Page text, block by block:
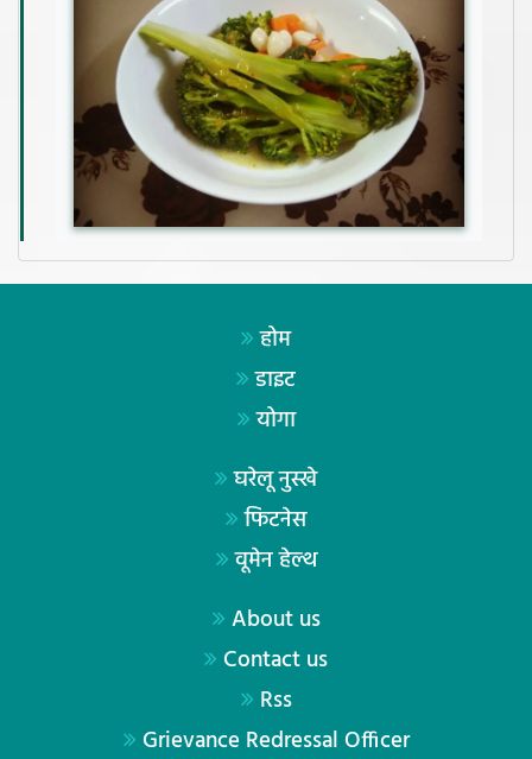
होम
डाइट
योगा
घरेलू नुस्खे
फिटनेस
वूमेन हेल्थ
About us
Contact us
Rss
Grievance Redressal Officer